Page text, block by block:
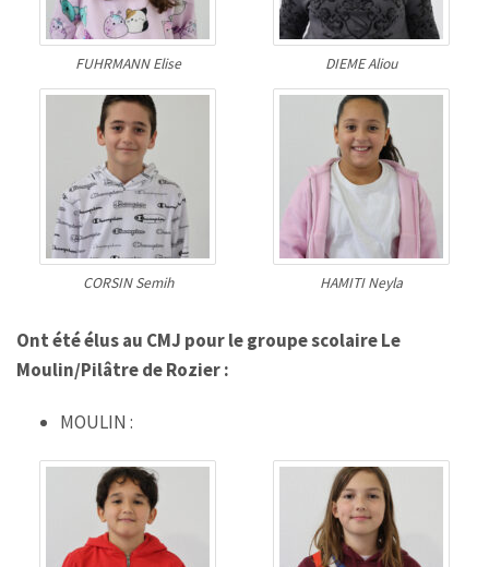
FUHRMANN Elise DIEME Aliou
CORSIN Semih HAMITI Neyla
Ont été élus au CMJ pour le groupe scolaire Le
Moulin/Pilâtre de Rozier :
MOULIN :